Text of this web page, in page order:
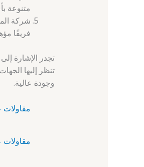
متنوعة
شركة
فريقًا
تجدر الإشارة
تنظر إليها
وجودة عالية.
مقاولات عامة الكويت
مقاولات عامة الكويت